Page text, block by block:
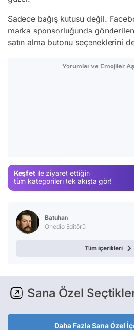
Sadece bağış kutusu değil.
marka sponsorluğunda
satın alma butonu seçeneklerini
Yorumlar ve Emojiler
Keşfet ile ziyaret ettiğin
tüm kategorileri tek akışta gör!
Batuhan
Onedio Editörü
Tüm içerikleri
Sana Özel
Daha Fazla Sana Özel